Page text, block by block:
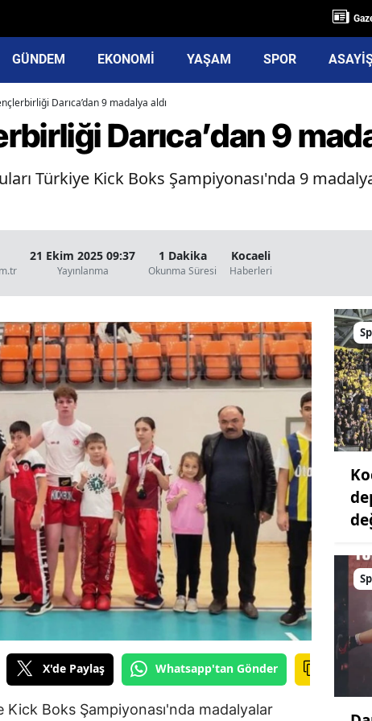
GÜNDEM EKONOMİ YAŞAM SPOR
Darıca’dan 9 madalya aldı
Darıca’dan 9
Türkiye Kick Boks Şampiyonası'nda 9
21 Ekim 2025 09:37
Yayınlanma
1 Dakika
Okunma Süresi
Kocaeli
Haberleri
X'de Paylaş Whatsapp'tan Gönder
Kick Boks Şampiyonası'nda madalyalar